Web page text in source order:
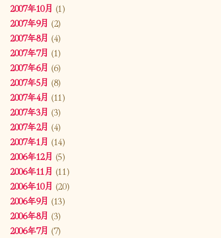
2007年10月 (1)
2007年9月 (2)
2007年8月 (4)
2007年7月 (1)
2007年6月 (6)
2007年5月 (8)
2007年4月 (11)
2007年3月 (3)
2007年2月 (4)
2007年1月 (14)
2006年12月 (5)
2006年11月 (11)
2006年10月 (20)
2006年9月 (13)
2006年8月 (3)
2006年7月 (7)